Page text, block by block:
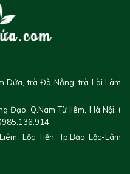
Dứa, trà Đà Nẵng, trà Lài Lâm
Đạo, Q.Nam Từ liêm, Hà Nội. (
Lộc Tiến, Tp.Bảo Lộc-Lâm